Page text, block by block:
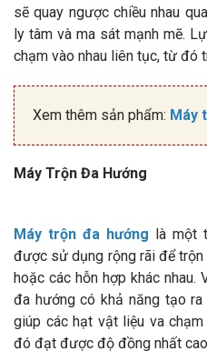
sẽ quay ngược chiều nhau
ly tâm và ma sát mạnh mẽ.
chạm vào nhau liên tục, từ đó
Xem thêm sản phẩm: Máy
Máy Trộn Đa Hướng
Máy trộn đa hướng là một
được sử dụng rộng rãi để
hoặc các hỗn hợp khác
đa hướng có khả năng tạo
giúp các hạt vật liệu va
đó đạt được độ đồng nhất